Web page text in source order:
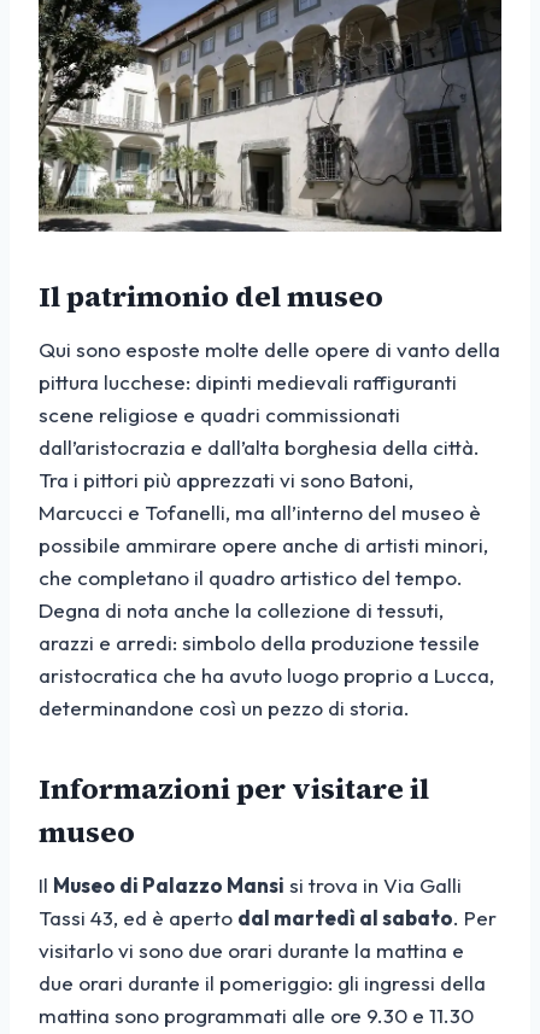
Il patrimonio del museo
Qui sono esposte molte delle opere di vanto della
pittura lucchese: dipinti medievali raffiguranti
scene religiose e quadri commissionati
dall’aristocrazia e dall’alta borghesia della città.
Tra i pittori più apprezzati vi sono Batoni,
Marcucci e Tofanelli, ma all’interno del museo è
possibile ammirare opere anche di artisti minori,
che completano il quadro artistico del tempo.
Degna di nota anche la collezione di tessuti,
arazzi e arredi: simbolo della produzione tessile
aristocratica che ha avuto luogo proprio a Lucca,
determinandone così un pezzo di storia.
Informazioni per visitare il
museo
Il Museo di Palazzo Mansi si trova in Via Galli
Tassi 43, ed è aperto dal martedì al sabato. Per
visitarlo vi sono due orari durante la mattina e
due orari durante il pomeriggio: gli ingressi della
mattina sono programmati alle ore 9.30 e 11.30